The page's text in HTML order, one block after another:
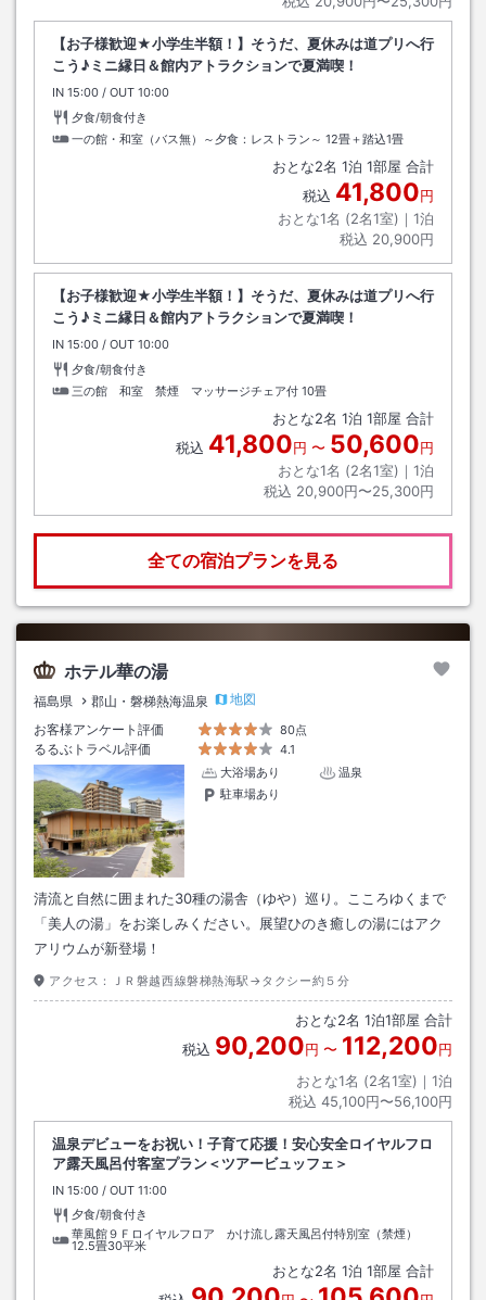
【お子様歓迎★小学生半額！】そうだ、夏休みは道プリへ行
こう♪ミニ縁日＆館内アトラクションで夏満喫！
IN チェックイン
15:00 / OUT チェックアウト
10:00
夕食/朝食付き
一の館・和室（バス無）～夕食：レストラン～ 12畳＋踏込1畳
おとな2名 1泊 1部屋 合計
税込 41,800円
おとな1名 (2名1室)｜ 1泊
税込 20,900円
【お子様歓迎★小学生半額！】そうだ、夏休みは道プリへ行
こう♪ミニ縁日＆館内アトラクションで夏満喫！
IN チェックイン
15:00 / OUT チェックアウト
10:00
夕食/朝食付き
三の館 和室 禁煙 マッサージチェア付 10畳
おとな2名 1泊 1部屋 合計
税込 41,800円 〜 50,600円
おとな1名 (2名1室)｜ 1泊
税込 20,900円〜25,300円
全ての宿泊プランを見る
ホテル華の湯
福島県 郡山・磐梯熱海温泉
地図
お客様アンケート評価
80点
るるぶトラベル評価
4.1
大浴場あり
温泉
駐車場あり
清流と自然に囲まれた30種の湯舎（ゆや）巡り。こころゆくまで
「美人の湯」をお楽しみください。展望ひのき癒しの湯にはアク
アリウムが新登場！
アクセス： ＪＲ磐越西線磐梯熱海駅→タクシー約５分
おとな2名 1泊1部屋 合計
税込 90,200円 〜 112,200円
おとな1名 (2名1室)｜ 1泊
税込 45,100円〜56,100円
温泉デビューをお祝い！子育て応援！安心安全ロイヤルフロ
ア露天風呂付客室プラン＜ツアービュッフェ＞
IN チェックイン
15:00 / OUT チェックアウト
11:00
夕食/朝食付き
華風館９Ｆロイヤルフロア かけ流し露天風呂付特別室（禁煙）
12.5畳30平米
おとな2名 1泊 1部屋 合計